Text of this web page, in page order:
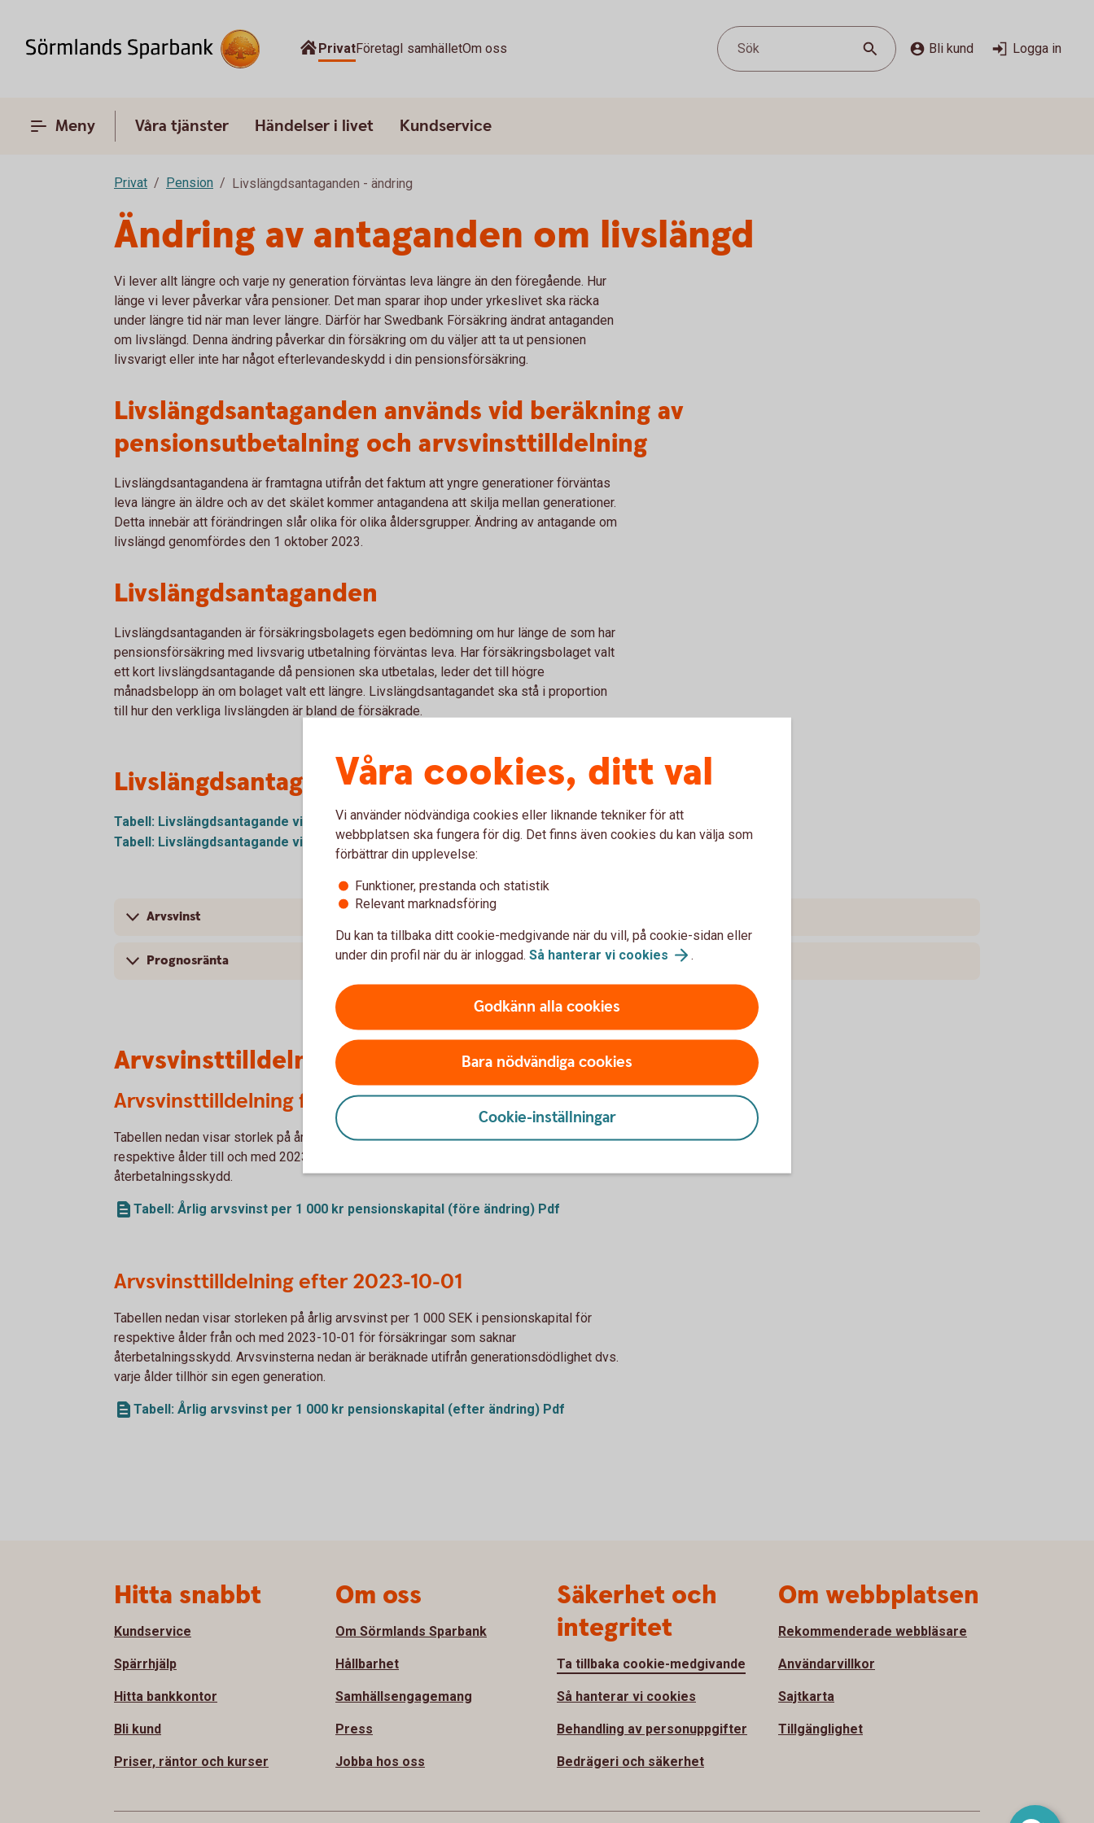
PrivatFöretagI samhälletOm oss Sök Bli kund Logga in
Meny Våra tjänster Händelser i livet Kundservice
Privat Pension Livslängdsantaganden - ändring
Ändring av antaganden om livslängd
Vi lever allt längre och varje ny generation förväntas leva längre än den föregående. Hur
länge vi lever påverkar våra pensioner. Det man sparar ihop under yrkeslivet ska räcka
under längre tid när man lever längre. Därför har Swedbank Försäkring ändrat antaganden
om livslängd. Denna ändring påverkar din försäkring om du väljer att ta ut pensionen
livsvarigt eller inte har något efterlevandeskydd i din pensionsförsäkring.
Livslängdsantaganden används vid beräkning av
pensionsutbetalning och arvsvinsttilldelning
Livslängdsantagandena är framtagna utifrån det faktum att yngre generationer förväntas
leva längre än äldre och av det skälet kommer antagandena att skilja mellan generationer.
Detta innebär att förändringen slår olika för olika åldersgrupper. Ändring av antagande om
livslängd genomfördes den 1 oktober 2023.
Livslängdsantaganden
Livslängdsantaganden är försäkringsbolagets egen bedömning om hur länge de som har
pensionsförsäkring med livsvarig utbetalning förväntas leva. Har försäkringsbolaget valt
ett kort livslängdsantagande då pensionen ska utbetalas, leder det till högre
månadsbelopp än om bolaget valt ett längre. Livslängdsantagandet ska stå i proportion
till hur den verkliga livslängden är bland de försäkrade.
Livslängdsantaganden före och efter 2023-10-01
Tabell: Livslängdsantagande vid 65 år (före ändring)Pdf
Tabell: Livslängdsantagande vid 65 år (efter ändring)Pdf
Arvsvinst
Prognosränta
Arvsvinsttilldelning före och efter 2023-10-01
Arvsvinsttilldelning före 2023-10-01
Tabellen nedan visar storlek på årlig arvsvinst per 1 000 SEK i pensionskapital för
respektive ålder till och med 2023-09-30 för försäkringar som saknar
återbetalningsskydd.
Tabell: Årlig arvsvinst per 1 000 kr pensionskapital (före ändring) Pdf
Arvsvinsttilldelning efter 2023-10-01
Tabellen nedan visar storleken på årlig arvsvinst per 1 000 SEK i pensionskapital för
respektive ålder från och med 2023-10-01 för försäkringar som saknar
återbetalningsskydd. Arvsvinsterna nedan är beräknade utifrån generationsdödlighet dvs.
varje ålder tillhör sin egen generation.
Tabell: Årlig arvsvinst per 1 000 kr pensionskapital (efter ändring) Pdf
Våra cookies, ditt val
Vi använder nödvändiga cookies eller liknande tekniker för att
webbplatsen ska fungera för dig. Det finns även cookies du kan välja som
förbättrar din upplevelse:
Funktioner, prestanda och statistik
Relevant marknadsföring
Du kan ta tillbaka ditt cookie-medgivande när du vill, på cookie-sidan eller
under din profil när du är inloggad. Så hanterar vi cookies .
Godkänn alla cookies
Bara nödvändiga cookies
Cookie-inställningar
Hitta snabbt
Kundservice
Spärrhjälp
Hitta bankkontor
Bli kund
Priser, räntor och kurser
Om oss
Om Sörmlands Sparbank
Hållbarhet
Samhällsengagemang
Press
Jobba hos oss
Säkerhet och
integritet
Ta tillbaka cookie-medgivande
Så hanterar vi cookies
Behandling av personuppgifter
Bedrägeri och säkerhet
Om webbplatsen
Rekommenderade webbläsare
Användarvillkor
Sajtkarta
Tillgänglighet